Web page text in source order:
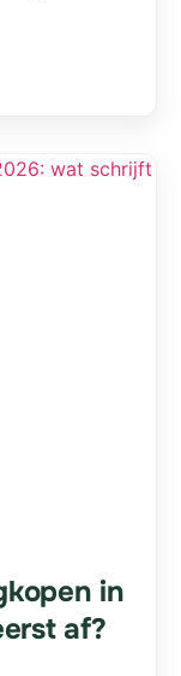
in
af?